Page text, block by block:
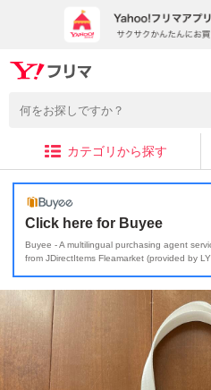
カテゴリから探す
Click here for Buyee
Buyee - A multilingual purchasing agent
from JDirectItems Fleamarket (provided by